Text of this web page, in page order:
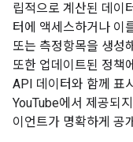
립적으로 계산된 데이
터에 액세스하거나 이
또는 측정항목을 생성
또한 업데이트된 정책
API 데이터와 함께 표
YouTube에서 제공되
이언트가 명확하게 공